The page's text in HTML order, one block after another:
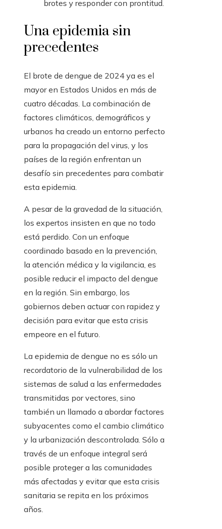
brotes y responder con prontitud.
Una epidemia sin
precedentes
El brote de dengue de 2024 ya es el
mayor en Estados Unidos en más de
cuatro décadas. La combinación de
factores climáticos, demográficos y
urbanos ha creado un entorno perfecto
para la propagación del virus, y los
países de la región enfrentan un
desafío sin precedentes para combatir
esta epidemia.
A pesar de la gravedad de la situación,
los expertos insisten en que no todo
está perdido. Con un enfoque
coordinado basado en la prevención,
la atención médica y la vigilancia, es
posible reducir el impacto del dengue
en la región. Sin embargo, los
gobiernos deben actuar con rapidez y
decisión para evitar que esta crisis
empeore en el futuro.
La epidemia de dengue no es sólo un
recordatorio de la vulnerabilidad de los
sistemas de salud a las enfermedades
transmitidas por vectores, sino
también un llamado a abordar factores
subyacentes como el cambio climático
y la urbanización descontrolada. Sólo a
través de un enfoque integral será
posible proteger a las comunidades
más afectadas y evitar que esta crisis
sanitaria se repita en los próximos
años.